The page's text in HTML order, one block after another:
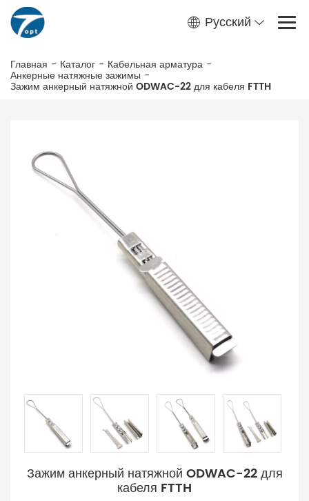
Русский
Главная - Каталог - Кабельная арматура -
Анкерные натяжные зажимы -
Зажим анкерный натяжной ODWAC-22 для кабеля FTTH
Зажим анкерный натяжной ODWAC-22 для
кабеля FTTH